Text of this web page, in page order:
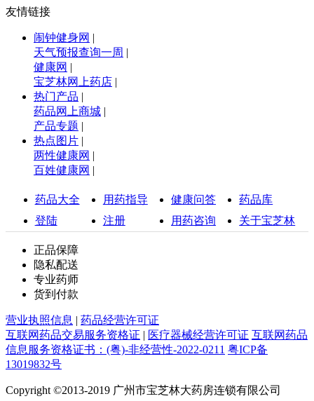
友情链接
闹钟健身网 |
天气预报查询一周 |
健康网 |
宝芝林网上药店 |
热门产品 |
药品网上商城 |
产品专题 |
热点图片 |
两性健康网 |
百姓健康网 |
药品大全 用药指导 健康问答
药品库
登陆
注册 用药咨询 关于宝芝林
正品保障
隐私配送
专业药师
货到付款
营业执照信息 | 药品经营许可证
互联网药品交易服务资格证 | 医疗器械经营许可证 互联网药品
信息服务资格证书：(粤)-非经营性-2022-0211 粤ICP备
13019832号
Copyright ©2013-2019 广州市宝芝林大药房连锁有限公司